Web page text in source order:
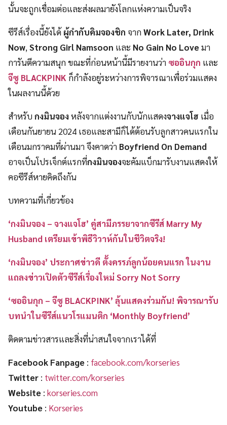
นั้นจะถูกเชื่อมต่อและส่งผลมายังโลกแห่งความเป็นจริง
ซีรีส์เรื่องนี้ยังได้ ผู้กำกับคิมจองชิก จากWork Later, Drink
Now, Strong Girl Namsoon และ No Gain No Loveมา
การันตีความสนุก ขณะที่ก่อนหน้านี้มีรายงานว่า ซออินกุก และ
จีซู BLACKPINK ก็กำลังอยู่ระหว่างการพิจารณาเพื่อร่วมแสดง
ในผลงานนี้ด้วย
สำหรับกงมินจองหลังจากแต่งงานกับนักแสดงจางแจโฮ เมื่อ
เดือนกันยายน 2024 เธอและสามีก็ได้ต้อนรับลูกสาวคนแรกใน
เดือนมกราคมที่ผ่านมา จึงคาดว่า Boyfriend On Demand
อาจเป็นโปรเจ็กต์แรกที่กงมินจองจะคัมแบ็กมารับงานแสดงให้
คอซีรีส์หายคิดถึงกัน
บทความที่เกี่ยวข้อง
‘กงมินจอง – จางแจโฮ’ คู่สามีภรรยาจากซีรีส์ Marry My
Husband เตรียมเข้าพิธีวิวาห์กันในชีวิตจริง!
‘กงมินจอง’ ประกาศข่าวดี ตั้งครรภ์ลูกน้อยคนแรก ในงาน
แถลงข่าวเปิดตัวซีรีส์เรื่องใหม่ Sorry Not Sorry
‘ซออินกุก – จีซู BLACKPINK’ ลุ้นแสดงร่วมกัน! พิจารณารับ
บทนำในซีรีส์แนวโรแมนติก ‘Monthly Boyfriend’
ติดตามข่าวสารและสิ่งที่น่าสนใจจากเราได้ที่
Facebook Fanpage : facebook.com/korseries
Twitter : twitter.com/korseries
Website : korseries.com
Youtube : Korseries